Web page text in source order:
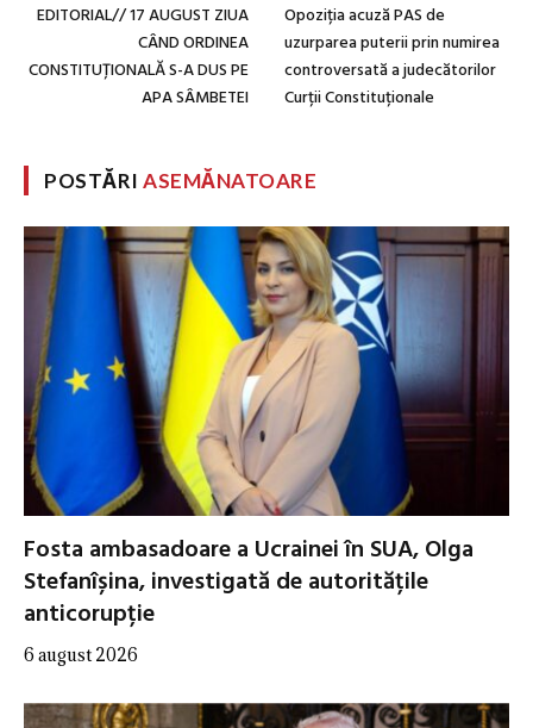
EDITORIAL// 17 AUGUST ZIUA
CÂND ORDINEA
CONSTITUȚIONALĂ S-A DUS PE
APA SÂMBETEI
Opoziția acuză PAS de
uzurparea puterii prin numirea
controversată a judecătorilor
Curții Constituționale
POSTĂRIASEMĂNATOARE
Fosta ambasadoare a Ucrainei în SUA, Olga
Stefanîșina, investigată de autoritățile
anticorupție
6 august 2026